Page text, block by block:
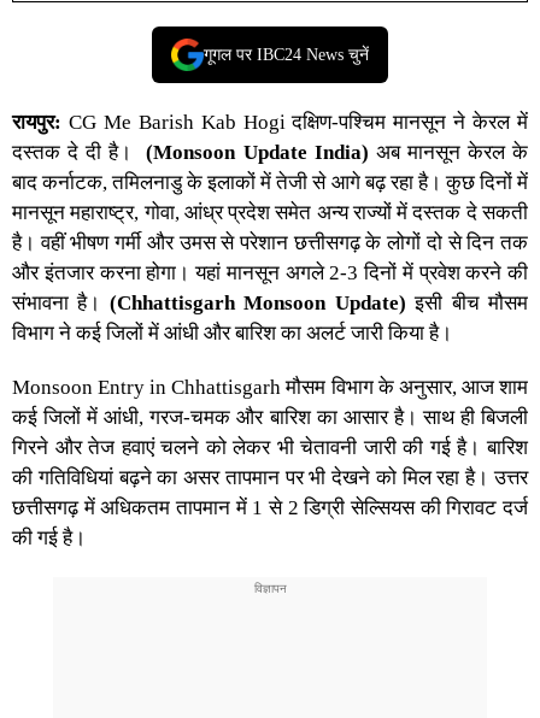
गूगल पर IBC24 News चुनें
रायपुर: CG Me Barish Kab Hogiदक्षिण-पश्चिम मानसून ने केरल में
दस्तक दे दी है।(Monsoon Update India) अब मानसून केरल के
बाद कर्नाटक, तमिलनाडु के इलाकों में तेजी से आगे बढ़ रहा है। कुछ दिनों में
मानसून महाराष्ट्र, गोवा, आंध्र प्रदेश समेत अन्य राज्यों में दस्तक दे सकती
है। वहीं भीषण गर्मी और उमस से परेशानछत्तीसगढ़के लोगों दो से दिन तक
और इंतजार करना होगा। यहां मानसून अगले 2-3 दिनों में प्रवेश करने की
संभावना है। (Chhattisgarh Monsoon Update) इसी बीच मौसम
विभाग ने कई जिलों में आंधी और बारिश का अलर्ट जारी किया है।
Monsoon Entry in Chhattisgarhमौसम विभाग के अनुसार, आज शाम
कई जिलों में आंधी, गरज-चमक और बारिश का आसार है। साथ ही बिजली
गिरने और तेज हवाएं चलने को लेकर भी चेतावनी जारी की गई है। बारिश
की गतिविधियां बढ़ने का असर तापमान पर भी देखने को मिल रहा है। उत्तर
छत्तीसगढ़ में अधिकतम तापमान में 1 से 2 डिग्री सेल्सियस की गिरावट दर्ज
की गई है।